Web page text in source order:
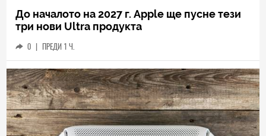
До началото на 2027 г. Apple ще пусне тези
три нови Ultra продукта
0 | ПРЕДИ 1 Ч.